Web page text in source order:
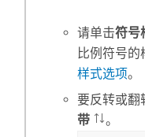
请单击符号
比例符号
样式选项。
要反转或翻
带
。